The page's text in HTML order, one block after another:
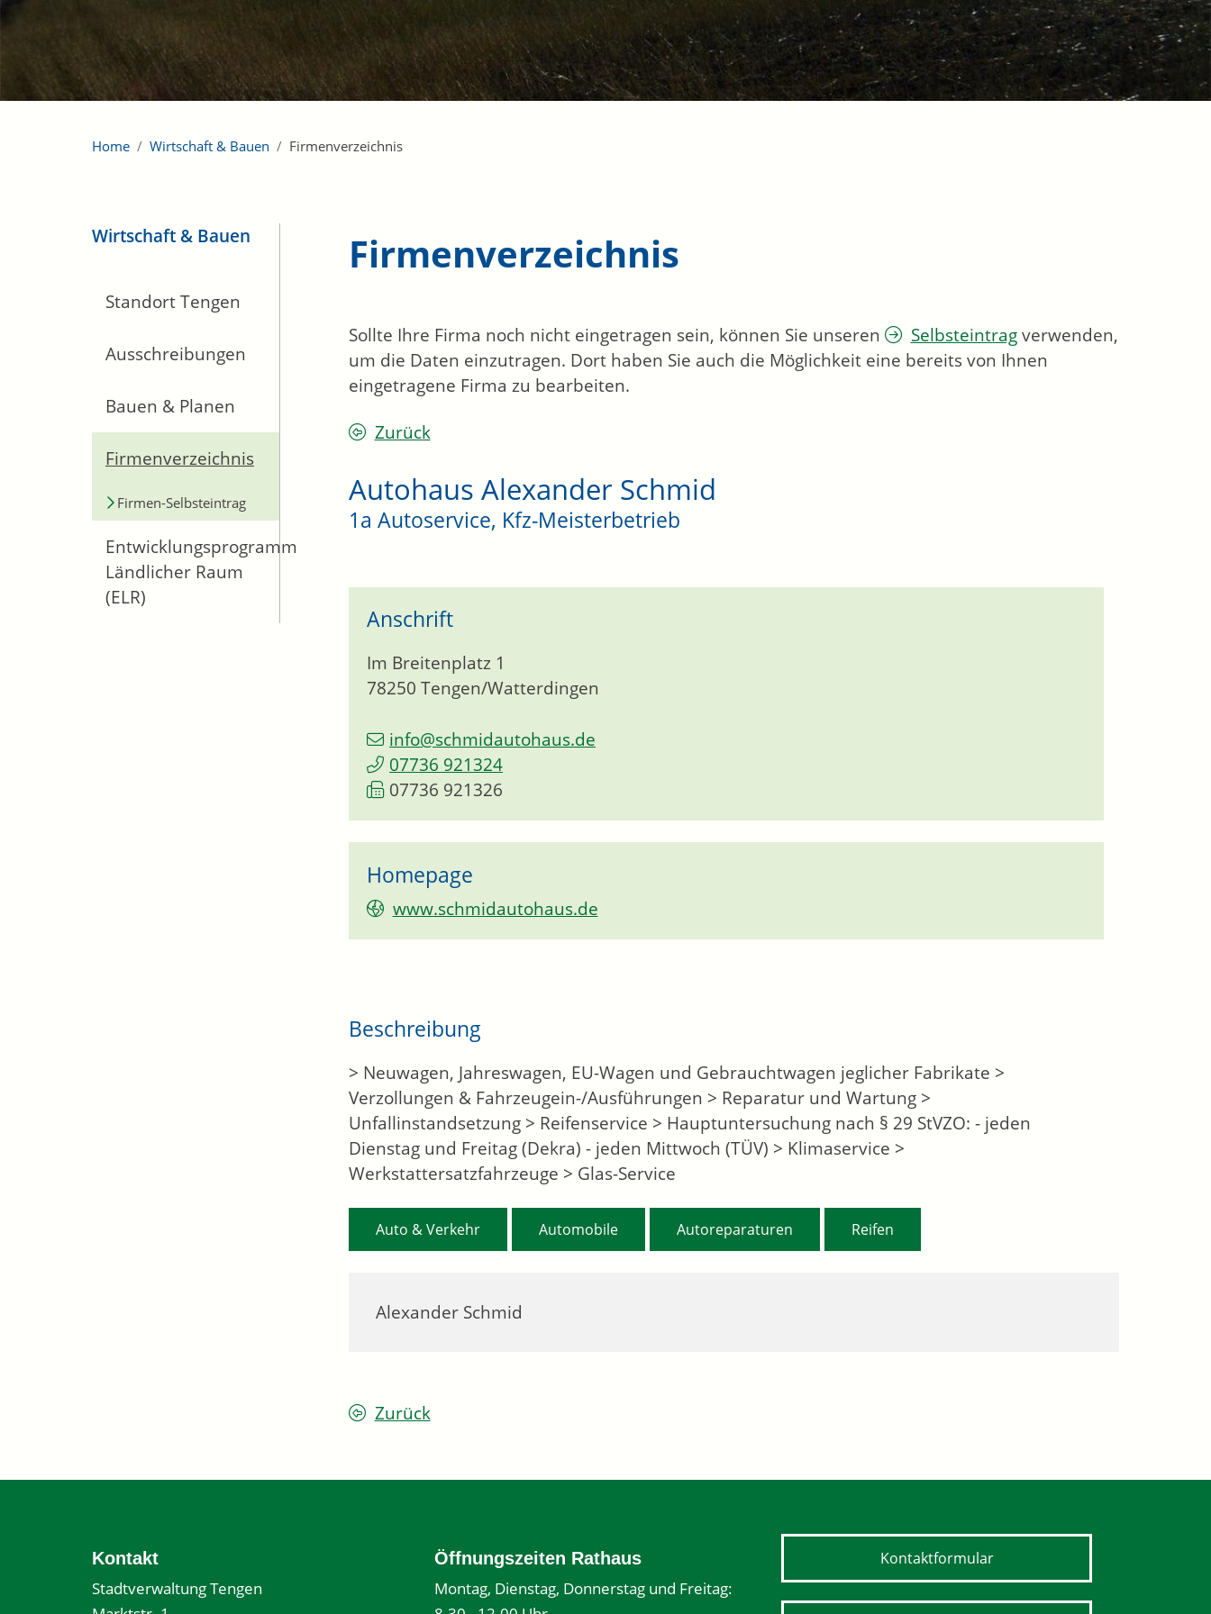
Home Wirtschaft & Bauen Firmenverzeichnis
Wirtschaft & Bauen
Standort Tengen
Ausschreibungen
Bauen & Planen
Firmenverzeichnis
Firmen-Selbsteintrag
Entwicklungsprogramm
Ländlicher Raum
(ELR)
Firmenverzeichnis
Sollte Ihre Firma noch nicht eingetragen sein, können Sie unseren Selbsteintragverwenden,
um die Daten einzutragen. Dort haben Sie auch die Möglichkeit eine bereits von Ihnen
eingetragene Firma zu bearbeiten.
Zurück
Autohaus Alexander Schmid
1a Autoservice, Kfz-Meisterbetrieb
Anschrift
Im Breitenplatz 1
78250 Tengen/Watterdingen
info@schmidautohaus.de
07736 921324
07736 921326
Homepage
www.schmidautohaus.de
Alexander Schmid
Beschreibung
> Neuwagen, Jahreswagen, EU-Wagen und Gebrauchtwagen jeglicher Fabrikate >
Verzollungen & Fahrzeugein-/Ausführungen > Reparatur und Wartung >
Unfallinstandsetzung > Reifenservice > Hauptuntersuchung nach § 29 StVZO: - jeden
Dienstag und Freitag (Dekra) - jeden Mittwoch (TÜV) > Klimaservice >
Werkstattersatzfahrzeuge > Glas-Service
Auto & Verkehr Automobile Autoreparaturen Reifen
Zurück
Kontakt
Stadtverwaltung Tengen
Öffnungszeiten Rathaus
Montag, Dienstag, Donnerstag und Freitag:
Kontaktformular